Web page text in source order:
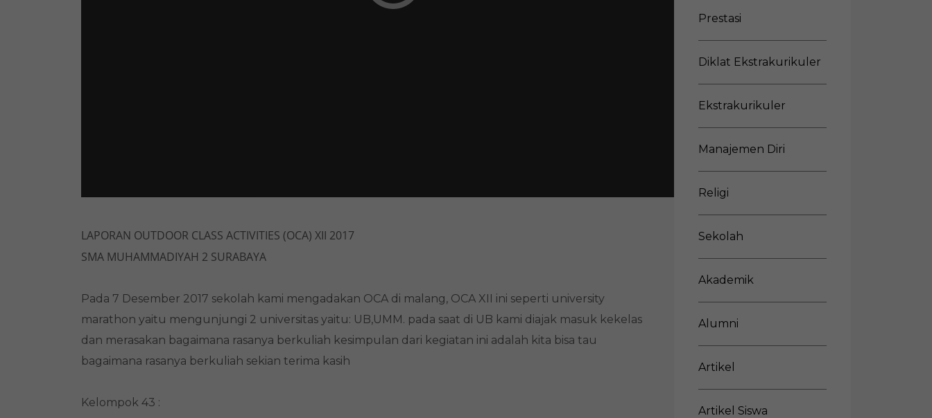
LAPORAN OUTDOOR CLASS ACTIVITIES (OCA) XII 2017
SMA MUHAMMADIYAH 2 SURABAYA
Pada 7 Desember 2017 sekolah kami mengadakan OCA di malang, OCA XII ini seperti university
marathon yaitu mengunjungi 2 universitas yaitu: UB,UMM. pada saat di UB kami diajak masuk kekelas
dan merasakan bagaimana rasanya berkuliah kesimpulan dari kegiatan ini adalah kita bisa tau
bagaimana rasanya berkuliah sekian terima kasih
Kelompok 43 :
Prestasi
Diklat Ekstrakurikuler
Ekstrakurikuler
Manajemen Diri
Religi
Sekolah
Akademik
Alumni
Artikel
Artikel Siswa